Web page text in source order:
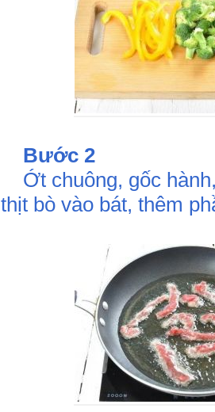
Bước 2
Ớt chuông, gốc
thịt bò vào bát, thêm